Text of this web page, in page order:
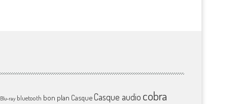
Blu-ray bluetooth bon plan CasqueCasque audio cobra